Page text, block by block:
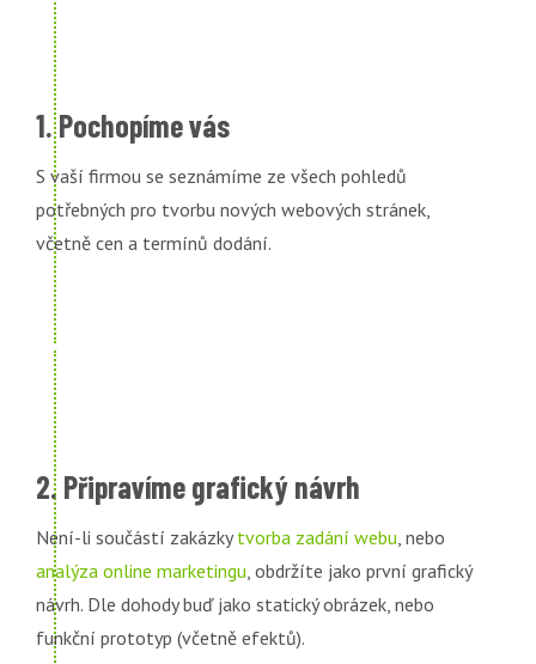
1. Pochopíme vás
S vaší firmou se seznámíme ze všech pohledů
potřebných pro tvorbu nových webových stránek,
včetně cen a termínů dodání.
2. Připravíme grafický návrh
Není-li součástí zakázkytvorba zadání webu, nebo
analýza online marketingu, obdržíte jako první grafický
návrh. Dle dohody buď jako statický obrázek, nebo
funkční prototyp (včetně efektů).